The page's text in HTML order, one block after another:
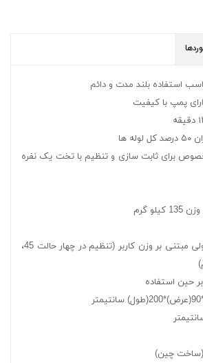
استفاده بلند مدت و دائم
پمپ با کیفیت
ها
برای ثابت سازی و تنظیم با تخت یک نفره
گرم
امکان تنظیم فشار سلولی مبتنی بر وزن کاربر (تنظیم در چهار حالت 45،
حین استفاده
چین)